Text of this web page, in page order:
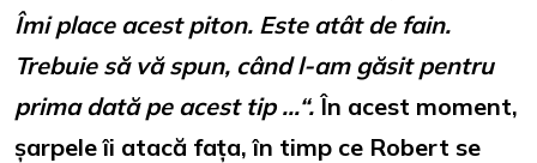
Îmi place acest piton. Este atât de fain.
Trebuie să vă spun, când l-am găsit pentru
prima dată pe acest tip …“. În acest moment,
șarpele îi atacă fața, în timp ce Robert se